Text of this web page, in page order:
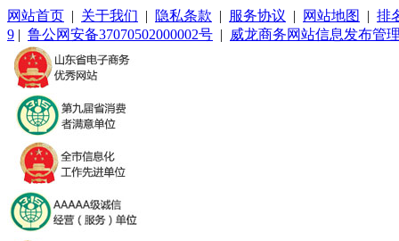
网站首页 | 关于我们 | 隐私条款 | 服务协议 | 网站地图 | 排
9 | 鲁公网安备37070502000002号 | 威龙商务网站信息发布管